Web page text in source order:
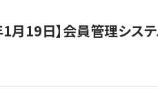
1月19日】会員管理シス